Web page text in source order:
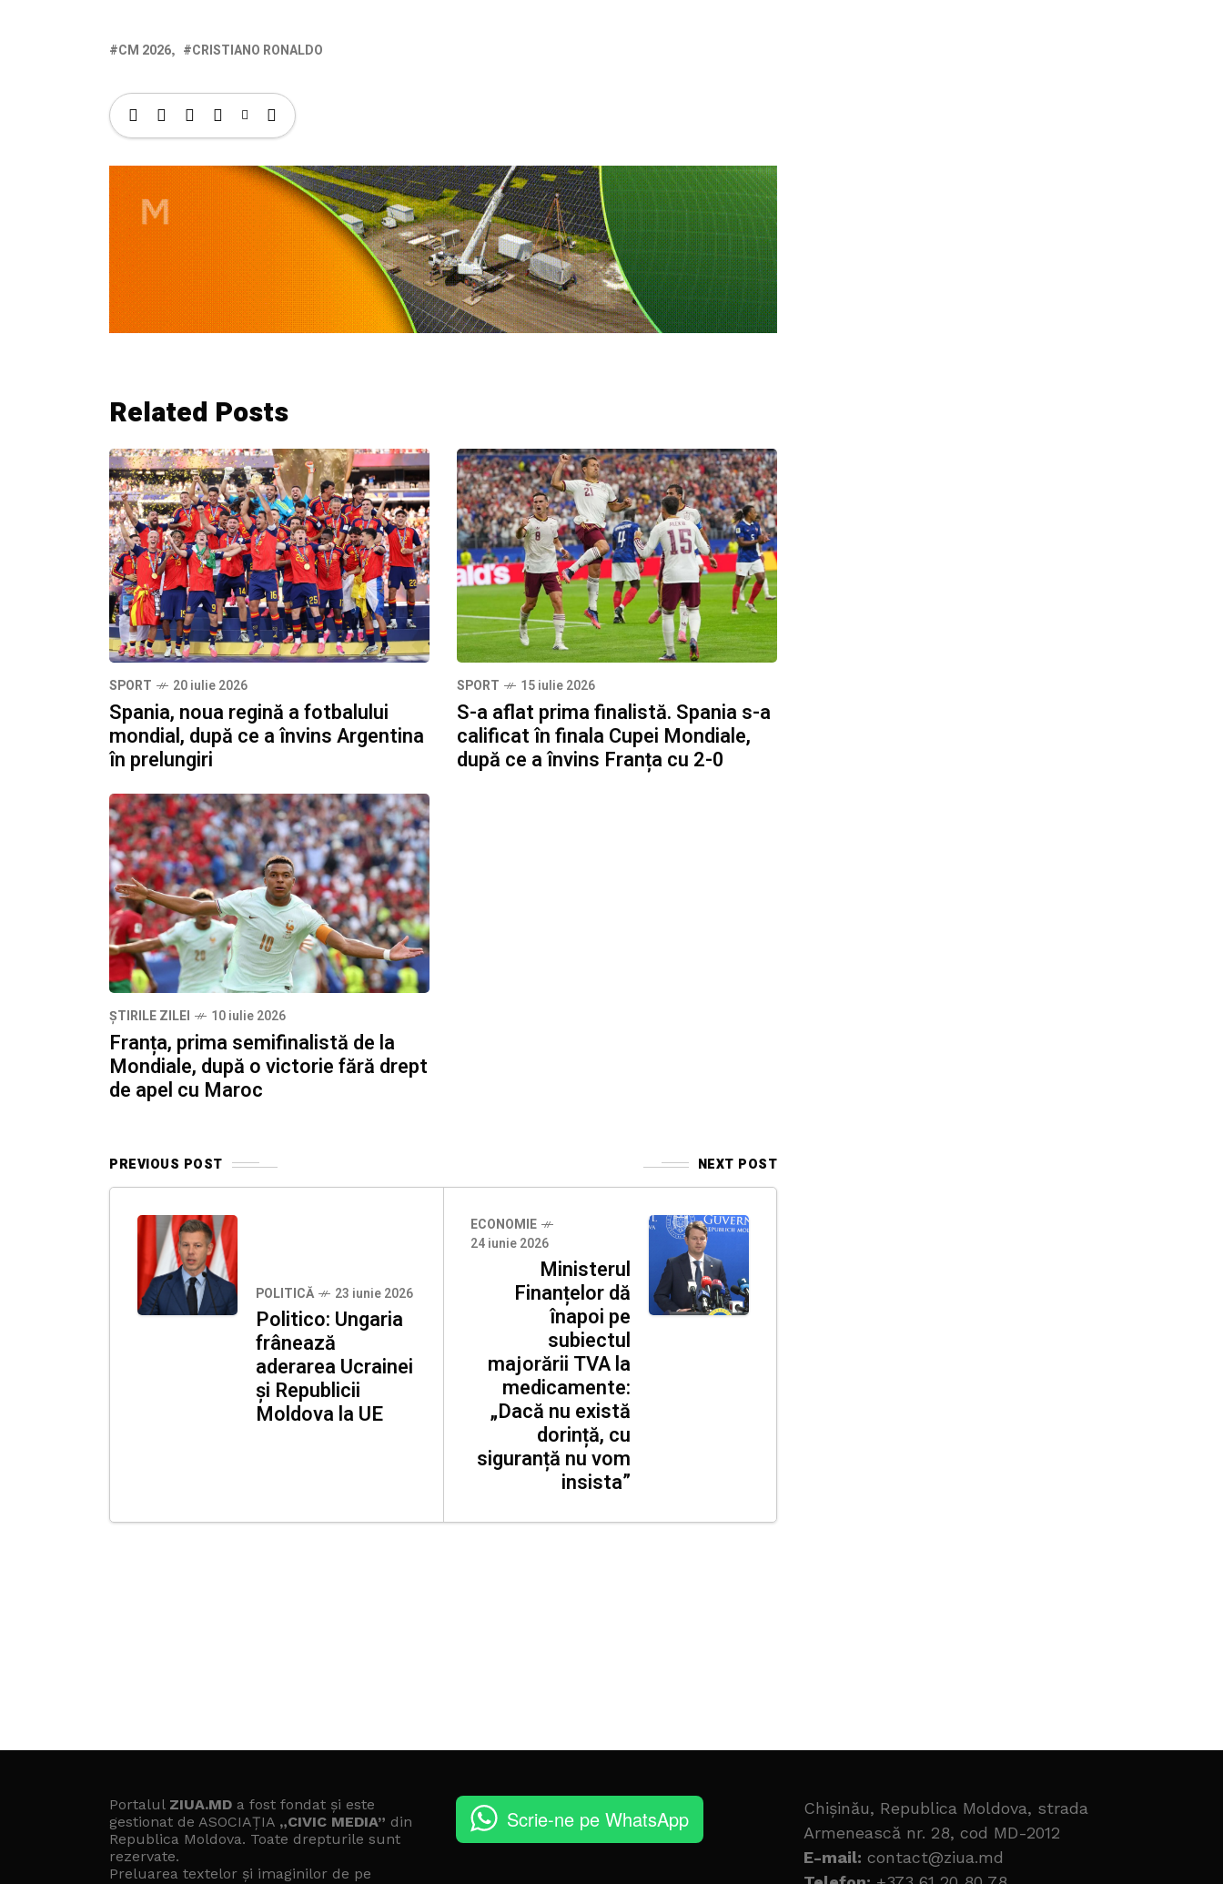
CM 2026 CRISTIANO RONALDO
Related Posts
SPORT 20 iulie 2026
Spania, noua regină a fotbalului
mondial, după ce a învins Argentina
în prelungiri
SPORT 15 iulie 2026
S-a aflat prima finalistă. Spania s-a
calificat în finala Cupei Mondiale,
după ce a învins Franța cu 2-0
ȘTIRILE ZILEI 10 iulie 2026
Franța, prima semifinalistă de la
Mondiale, după o victorie fără drept
de apel cu Maroc
PREVIOUS POST NEXT POST
POLITICĂ 23 iunie 2026
Politico: Ungaria
frânează
aderarea Ucrainei
și Republicii
Moldova la UE
ECONOMIE
24 iunie 2026
Ministerul
Finanțelor dă
înapoi pe
subiectul
majorării TVA la
medicamente:
„Dacă nu există
dorință, cu
siguranță nu vom
insista”
Portalul ZIUA.MD a fost fondat și este
gestionat de ASOCIAȚIA „CIVIC MEDIA” din
Republica Moldova. Toate drepturile sunt
rezervate.
Preluarea textelor și imaginilor de pe
Scrie-ne pe WhatsApp
Chișinău, Republica Moldova, strada
Armenească nr. 28, cod MD-2012
E-mail: contact@ziua.md